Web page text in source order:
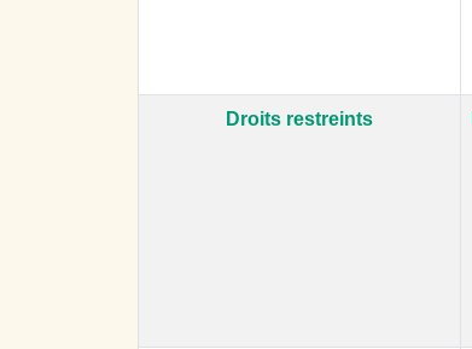
Droits restreints